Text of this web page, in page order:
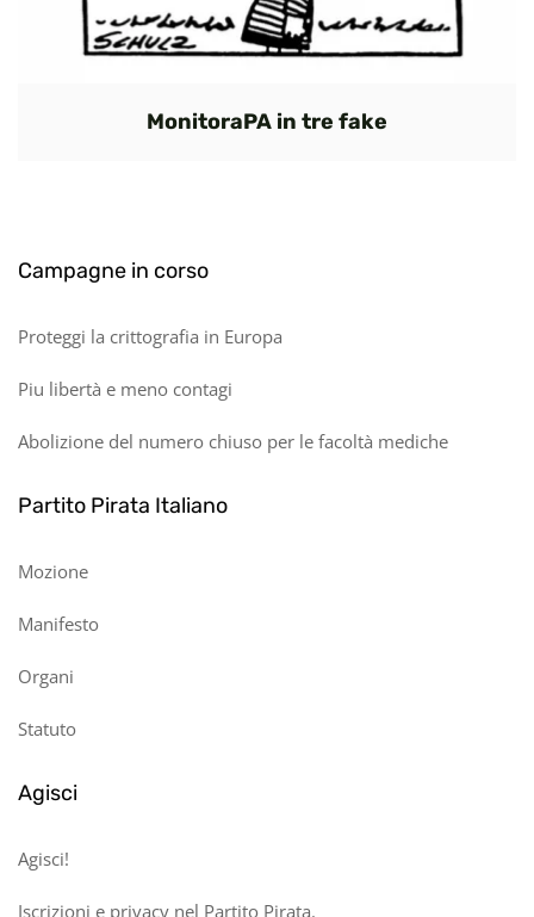
MonitoraPA in tre fake
Campagne in corso
Proteggi la crittografia in Europa
Piu libertà e meno contagi
Abolizione del numero chiuso per le facoltà mediche
Partito Pirata Italiano
Mozione
Manifesto
Organi
Statuto
Agisci
Agisci!
Iscrizioni e privacy nel Partito Pirata.